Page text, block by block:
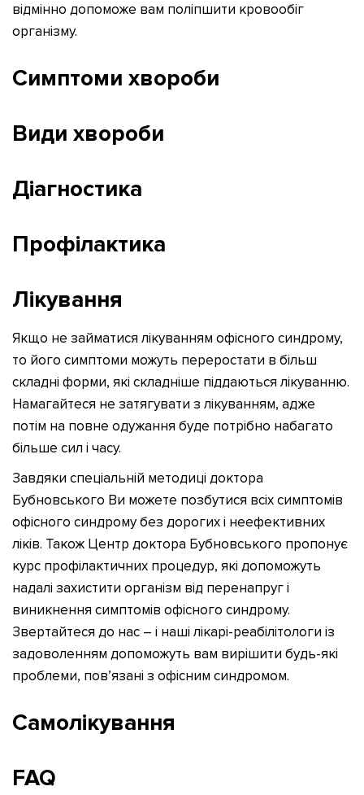
відмінно допоможе вам поліпшити кровообіг
організму.
Симптоми хвороби
Види хвороби
Діагностика
Профілактика
Лікування
Якщо не займатися лікуванням офісного синдрому,
то його симптоми можуть переростати в більш
складні форми, які складніше піддаються лікуванню.
Намагайтеся не затягувати з лікуванням, адже
потім на повне одужання буде потрібно набагато
більше сил і часу.
Завдяки спеціальній методиці доктора
Бубновського Ви можете позбутися всіх симптомів
офісного синдрому без дорогих і неефективних
ліків. Також Центр доктора Бубновського пропонує
курс профілактичних процедур, які допоможуть
надалі захистити організм від перенапруг і
виникнення симптомів офісного синдрому.
Звертайтеся до нас – і наші лікарі-реабілітологи із
задоволенням допоможуть вам вирішити будь-які
проблеми, пов’язані з офісним синдромом.
Самолікування
FAQ